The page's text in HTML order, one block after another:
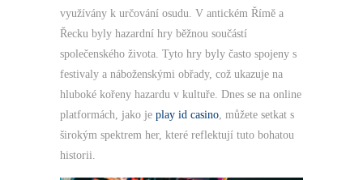
využívány k určování osudu. V antickém Římě a
Řecku byly hazardní hry běžnou součástí
společenského života. Tyto hry byly často spojeny s
festivaly a náboženskými obřady, což ukazuje na
hluboké kořeny hazardu v kultuře. Dnes se na online
platformách, jako je play id casino, můžete setkat s
širokým spektrem her, které reflektují tuto bohatou
historii.